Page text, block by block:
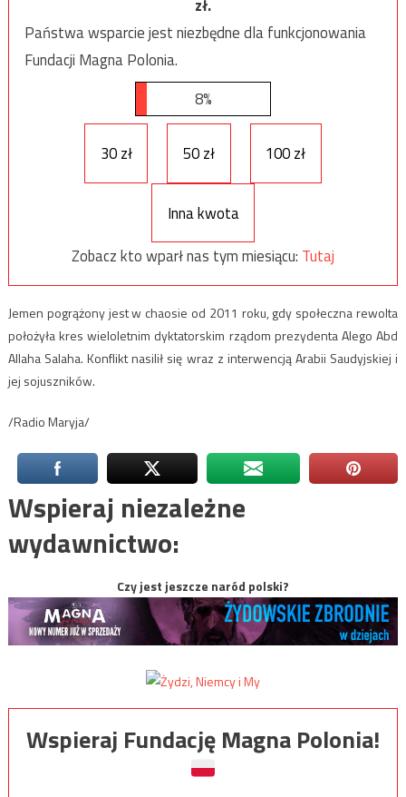
zł.
Państwa wsparcie jest niezbędne dla funkcjonowania
Fundacji Magna Polonia.
8%
30 zł 50 zł 100 zł
Inna kwota
Zobacz kto wparł nas tym miesiącu: Tutaj
Jemen pogrążony jest w chaosie od 2011 roku, gdy społeczna rewolta
położyła kres wieloletnim dyktatorskim rządom prezydenta Alego Abd
Allaha Salaha. Konflikt nasilił się wraz z interwencją Arabii Saudyjskiej i
jej sojuszników.
/Radio Maryja/
Wspieraj niezależne
wydawnictwo:
Czy jest jeszcze naród polski?
Wspieraj Fundację Magna Polonia!